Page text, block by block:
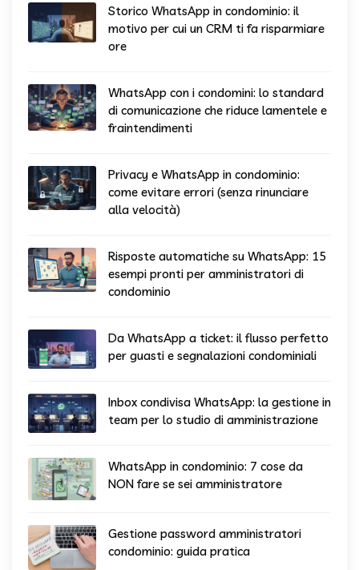
Storico WhatsApp in condominio: il
motivo per cui un CRM ti fa risparmiare
ore
WhatsApp con i condomini: lo standard
di comunicazione che riduce lamentele e
fraintendimenti
Privacy e WhatsApp in condominio:
come evitare errori (senza rinunciare
alla velocità)
Risposte automatiche su WhatsApp: 15
esempi pronti per amministratori di
condominio
Da WhatsApp a ticket: il flusso perfetto
per guasti e segnalazioni condominiali
Inbox condivisa WhatsApp: la gestione in
team per lo studio di amministrazione
WhatsApp in condominio: 7 cose da
NON fare se sei amministratore
Gestione password amministratori
condominio: guida pratica